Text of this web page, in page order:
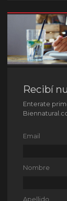
Recibí
Enterate
Email
Nombre
Apellido